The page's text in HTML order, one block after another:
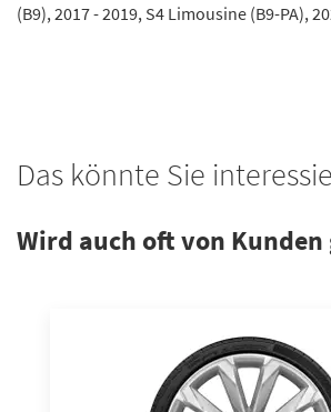
(B9), 2017 - 2019, S4 Limousine (B9-PA),
Das könnte Sie
Wird auch oft von